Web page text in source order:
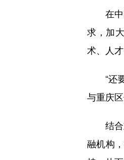
在
求，加
术、人
“还
与重庆
结
融机构